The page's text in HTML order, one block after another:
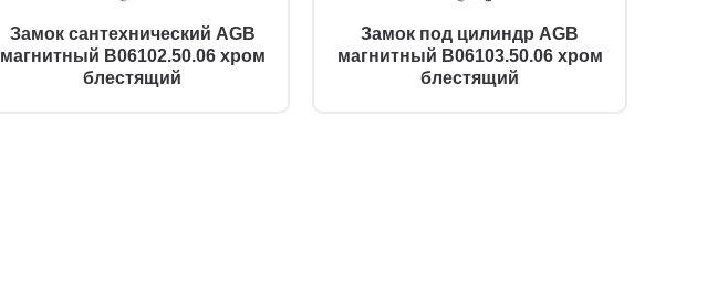
Замок сантехнический AGB
магнитный B06102.50.06 хром
блестящий
Замок под цилиндр AGB
магнитный B06103.50.06 хром
блестящий